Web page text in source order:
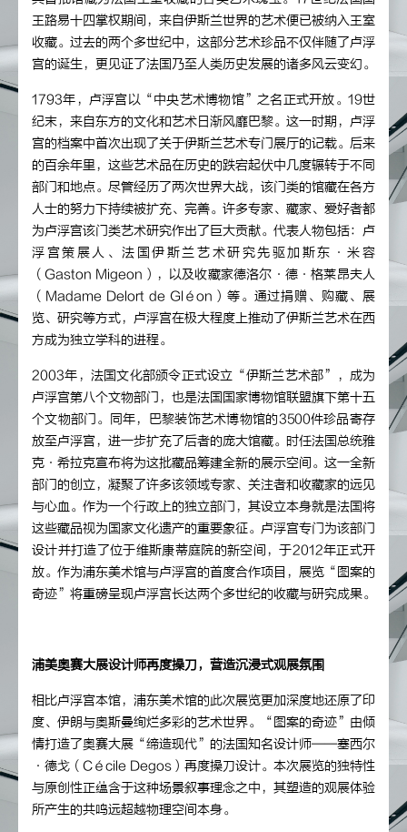
王路易十四掌权期间，来自伊斯兰世界的艺术便已被纳入王室
收藏。过去的两个多世纪中，这部分艺术珍品不仅伴随了卢浮
宫的诞生，更见证了法国乃至人类历史发展的诸多风云变幻。
1793年，卢浮宫以“中央艺术博物馆”之名正式开放。19世
纪末，来自东方的文化和艺术日渐风靡巴黎。这一时期，卢浮
宫的档案中首次出现了关于伊斯兰艺术专门展厅的记载。后来
的百余年里，这些艺术品在历史的跌宕起伏中几度辗转于不同
部门和地点。尽管经历了两次世界大战，该门类的馆藏在各方
人士的努力下持续被扩充、完善。许多专家、藏家、爱好者都
为卢浮宫该门类艺术研究作出了巨大贡献。代表人物包括：卢
浮宫策展人、法国伊斯兰艺术研究先驱加斯东·米容
（Gaston Migeon），以及收藏家德洛尔·德·格莱昂夫人
（Madame Delort de Gléon）等。通过捐赠、购藏、展
览、研究等方式，卢浮宫在极大程度上推动了伊斯兰艺术在西
方成为独立学科的进程。
2003年，法国文化部颁令正式设立“伊斯兰艺术部”，成为
卢浮宫第八个文物部门，也是法国国家博物馆联盟旗下第十五
个文物部门。同年，巴黎装饰艺术博物馆的3500件珍品寄存
放至卢浮宫，进一步扩充了后者的庞大馆藏。时任法国总统雅
克·希拉克宣布将为这批藏品筹建全新的展示空间。这一全新
部门的创立，凝聚了许多该领域专家、关注者和收藏家的远见
与心血。作为一个行政上的独立部门，其设立本身就是法国将
这些藏品视为国家文化遗产的重要象征。卢浮宫专门为该部门
设计并打造了位于维斯康蒂庭院的新空间，于2012年正式开
放。作为浦东美术馆与卢浮宫的首度合作项目，展览“图案的
奇迹”将重磅呈现卢浮宫长达两个多世纪的收藏与研究成果。
浦美奥赛大展设计师再度操刀，营造沉浸式观展氛围
相比卢浮宫本馆，浦东美术馆的此次展览更加深度地还原了印
度、伊朗与奥斯曼绚烂多彩的艺术世界。“图案的奇迹”由倾
情打造了奥赛大展“缔造现代”的法国知名设计师——塞西尔
·德戈（Cécile Degos）再度操刀设计。本次展览的独特性
与原创性正蕴含于这种场景叙事理念之中，其塑造的观展体验
所产生的共鸣远超越物理空间本身。